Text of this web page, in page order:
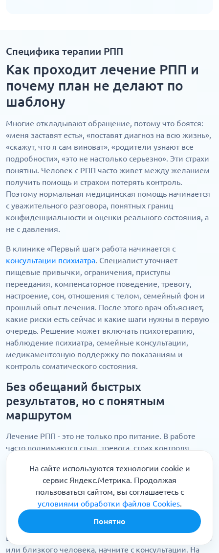
Специфика терапии РПП
Как проходит лечение РПП и
почему план не делают по
шаблону
Многие откладывают обращение, потому что боятся:
«меня заставят есть», «поставят диагноз на всю жизнь»,
«скажут, что я сам виноват», «родители узнают все
подробности», «это не настолько серьезно». Эти страхи
понятны. Человек с РПП часто живет между желанием
получить помощь и страхом потерять контроль.
Поэтому нормальная медицинская помощь начинается
с уважительного разговора, понятных границ
конфиденциальности и оценки реального состояния, а
не с давления.
В клинике «Первый шаг» работа начинается с
консультации психиатра. Специалист уточняет
пищевые привычки, ограничения, приступы
переедания, компенсаторное поведение, тревогу,
настроение, сон, отношения с телом, семейный фон и
прошлый опыт лечения. После этого врач объясняет,
какие риски есть сейчас и какие шаги нужны в первую
очередь. Решение может включать психотерапию,
наблюдение психиатра, семейные консультации,
медикаментозную поддержку по показаниям и
контроль соматического состояния.
Без обещаний быстрых
результатов, но с понятным
маршрутом
Лечение РПП - это не только про питание. В работе
часто поднимаются стыд, тревога, страх контроля,
срывы. Поэтому нельзя честно обещать одинаковые
сроки или быстрый результат всем пациентам. У
взрослых, подростков и детей восстановление идет по-
разному, а план терапии должен меняться по
динамике состояния.
Если вы ищете лечение РПП в Уфе для себя, подростка
или близкого человека, начните с консультации. На
На сайте используются технологии cookie и
сервис Яндекс.Метрика. Продолжая
пользоваться сайтом, вы соглашаетесь с
условиями обработки файлов Cookies.
Понятно